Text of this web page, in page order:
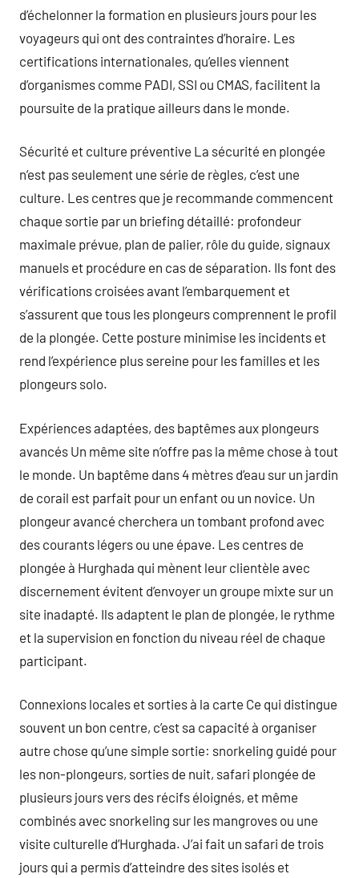
d’échelonner la formation en plusieurs jours pour les
voyageurs qui ont des contraintes d’horaire. Les
certifications internationales, qu’elles viennent
d’organismes comme PADI, SSI ou CMAS, facilitent la
poursuite de la pratique ailleurs dans le monde.
Sécurité et culture préventive La sécurité en plongée
n’est pas seulement une série de règles, c’est une
culture. Les centres que je recommande commencent
chaque sortie par un briefing détaillé: profondeur
maximale prévue, plan de palier, rôle du guide, signaux
manuels et procédure en cas de séparation. Ils font des
vérifications croisées avant l’embarquement et
s’assurent que tous les plongeurs comprennent le profil
de la plongée. Cette posture minimise les incidents et
rend l’expérience plus sereine pour les familles et les
plongeurs solo.
Expériences adaptées, des baptêmes aux plongeurs
avancés Un même site n’offre pas la même chose à tout
le monde. Un baptême dans 4 mètres d’eau sur un jardin
de corail est parfait pour un enfant ou un novice. Un
plongeur avancé cherchera un tombant profond avec
des courants légers ou une épave. Les centres de
plongée à Hurghada qui mènent leur clientèle avec
discernement évitent d’envoyer un groupe mixte sur un
site inadapté. Ils adaptent le plan de plongée, le rythme
et la supervision en fonction du niveau réel de chaque
participant.
Connexions locales et sorties à la carte Ce qui distingue
souvent un bon centre, c’est sa capacité à organiser
autre chose qu’une simple sortie: snorkeling guidé pour
les non-plongeurs, sorties de nuit, safari plongée de
plusieurs jours vers des récifs éloignés, et même
combinés avec snorkeling sur les mangroves ou une
visite culturelle d’Hurghada. J’ai fait un safari de trois
jours qui a permis d’atteindre des sites isolés et